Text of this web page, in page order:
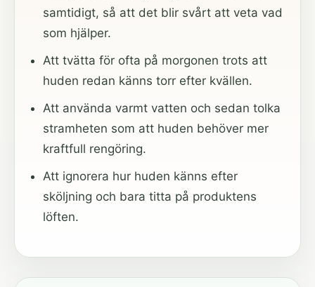
samtidigt, så att det blir svårt att veta vad
som hjälper.
Att tvätta för ofta på morgonen trots att
huden redan känns torr efter kvällen.
Att använda varmt vatten och sedan tolka
stramheten som att huden behöver mer
kraftfull rengöring.
Att ignorera hur huden känns efter
sköljning och bara titta på produktens
löften.